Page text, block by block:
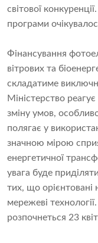
світової
програми
Фінансування
вітрових та
складатиме
Міністерство
зміну умов,
полягає у
значною мірою
енергетичної
увага буде
тих, що орієнтовані
мережеві
розпочнеться 23